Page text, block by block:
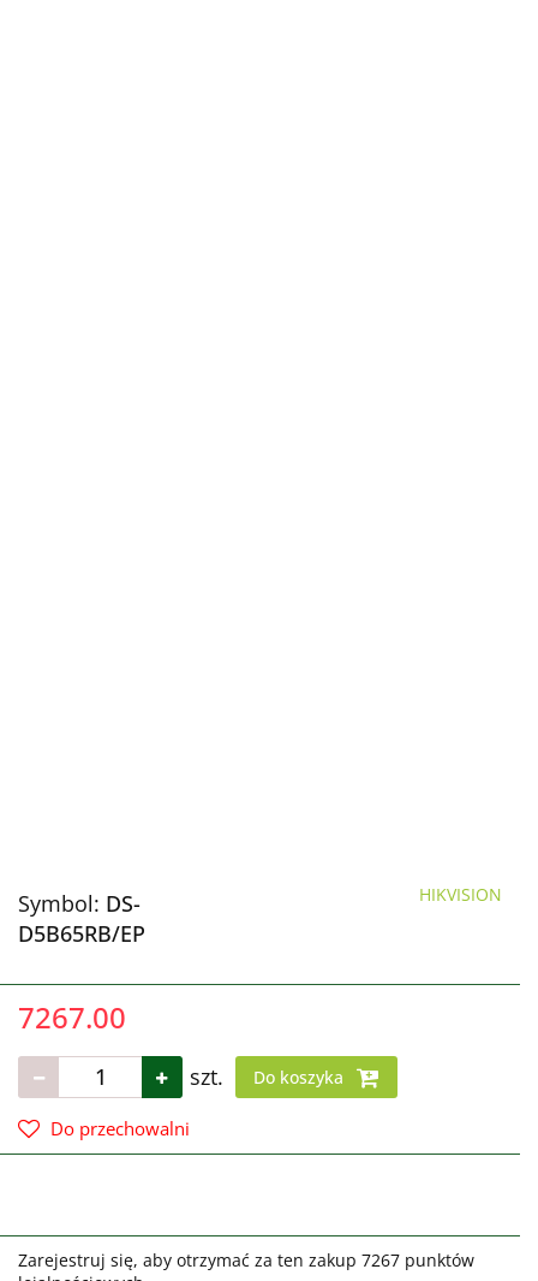
Symbol: DS-
D5B65RB/EP
HIKVISION
7267.00
szt. Do koszyka
Do przechowalni
Zarejestruj się, aby otrzymać za ten zakup 7267 punktów